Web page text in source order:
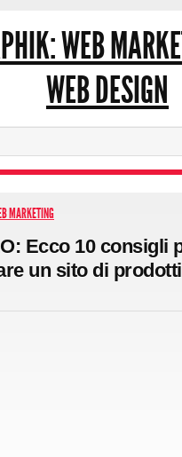
WEB
WEB DESIGN
MARKETING
Ecco 10 consigli
un sito di